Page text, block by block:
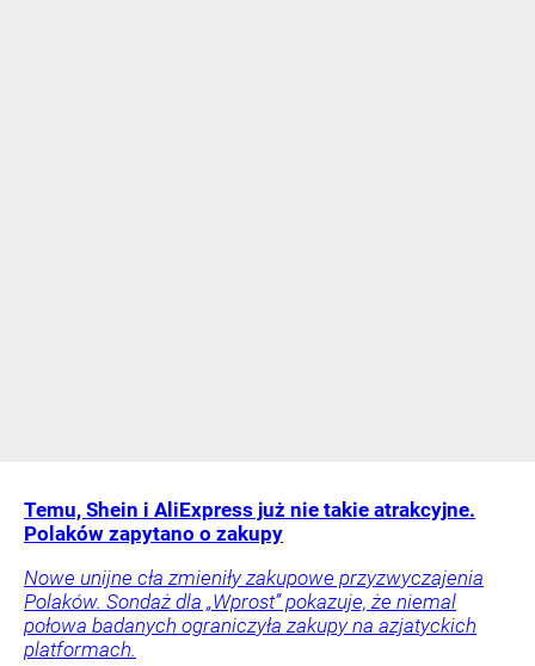
Temu, Shein i AliExpress już nie takie atrakcyjne.
Polaków zapytano o zakupy
Nowe unijne cła zmieniły zakupowe przyzwyczajenia
Polaków. Sondaż dla „Wprost” pokazuje, że niemal
połowa badanych ograniczyła zakupy na azjatyckich
platformach.